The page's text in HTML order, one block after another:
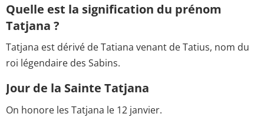
Quelle est la signification du prénom
Tatjana ?
Tatjana est dérivé de Tatiana venant de Tatius, nom du
roi légendaire des Sabins.
Jour de la Sainte Tatjana
On honore les Tatjana le 12 janvier.